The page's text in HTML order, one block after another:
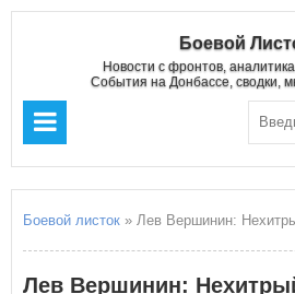
Боевой
Новости с фронтов,
События на Донбассе, сводки,
Боевой листок » Лев Вершинин:
Лев Вершинин: